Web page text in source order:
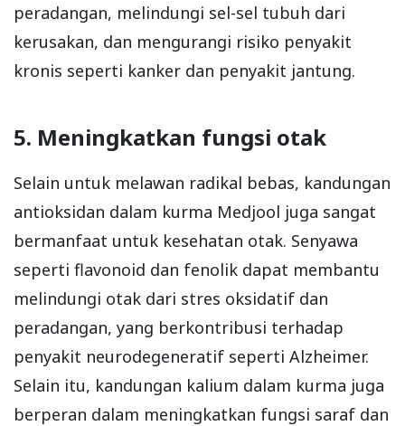
peradangan, melindungi sel-sel tubuh dari
kerusakan, dan mengurangi risiko penyakit
kronis seperti kanker dan penyakit jantung.
5. Meningkatkan fungsi otak
Selain untuk melawan radikal bebas, kandungan
antioksidan dalam kurma Medjool juga sangat
bermanfaat untuk kesehatan otak. Senyawa
seperti flavonoid dan fenolik dapat membantu
melindungi otak dari stres oksidatif dan
peradangan, yang berkontribusi terhadap
penyakit neurodegeneratif seperti Alzheimer.
Selain itu, kandungan kalium dalam kurma juga
berperan dalam meningkatkan fungsi saraf dan